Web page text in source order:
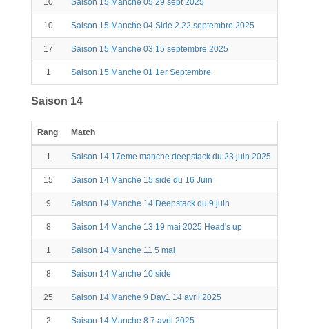
10 Saison 15 Manche 05 29 sept 2025
10 Saison 15 Manche 04 Side 2 22 septembre 2025
17 Saison 15 Manche 03 15 septembre 2025
1 Saison 15 Manche 01 1er Septembre
Saison 14
Rang Match
1 Saison 14 17eme manche deepstack du 23 juin 2025
15 Saison 14 Manche 15 side du 16 Juin
9 Saison 14 Manche 14 Deepstack du 9 juin
8 Saison 14 Manche 13 19 mai 2025 Head's up
1 Saison 14 Manche 11 5 mai
8 Saison 14 Manche 10 side
25 Saison 14 Manche 9 Day1 14 avril 2025
2 Saison 14 Manche 8 7 avril 2025